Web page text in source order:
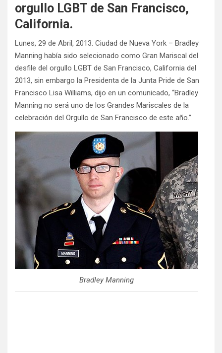
orgullo LGBT de San Francisco,
California.
Lunes, 29 de Abril, 2013. Ciudad de Nueva York – Bradley
Manning había sido selecionado como Gran Mariscal del
desfile del orgullo LGBT de San Francisco, California del
2013, sin embargo la Presidenta de la Junta Pride de San
Francisco Lisa Williams, dijo en un comunicado, “Bradley
Manning no será uno de los Grandes Mariscales de la
celebración del Orgullo de San Francisco de este año.”
Bradley Manning